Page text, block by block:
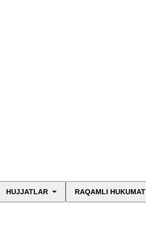
HUJJATLAR RAQAMLI HUKUMAT